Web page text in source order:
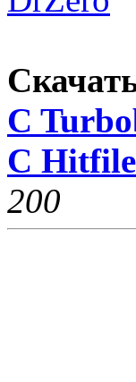
C
C
200